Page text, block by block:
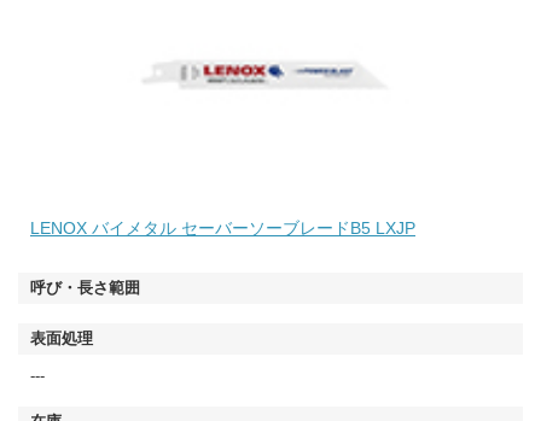
LENOX バイメタル セーバーソーブレードB5 LXJP
---